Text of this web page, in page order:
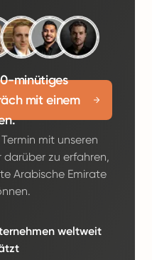
minütiges
mit einem
mit unseren
darüber zu erfahren,
Arabische Emirate
weltweit